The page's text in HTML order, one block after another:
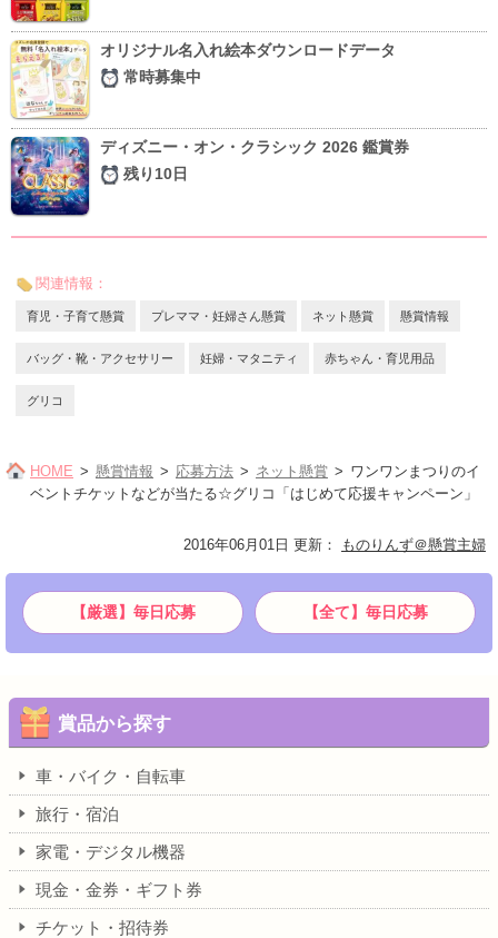
オリジナル名入れ絵本ダウンロードデータ
常時募集中
ディズニー・オン・クラシック 2026 鑑賞券
残り10日
関連情報：
育児・子育て懸賞 プレママ・妊婦さん懸賞 ネット懸賞 懸賞情報
バッグ・靴・アクセサリー 妊婦・マタニティ 赤ちゃん・育児用品
グリコ
HOME 懸賞情報 応募方法 ネット懸賞
ワンワンまつりのイ
ベントチケットなどが当たる☆グリコ「はじめて応援キャンペーン」
2016年06月01日 更新 ： ものりんず＠懸賞主婦
【厳選】毎日応募 【全て】毎日応募
賞品から探す
車・バイク・自転車
旅行・宿泊
家電・デジタル機器
現金・金券・ギフト券
チケット・招待券